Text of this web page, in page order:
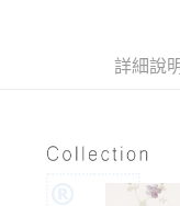
易，需依本服務之必要範
權轉讓予恩沛科技股份有
「AFTEE先享後付」，
４．使用「AFTEE先享
詳細說